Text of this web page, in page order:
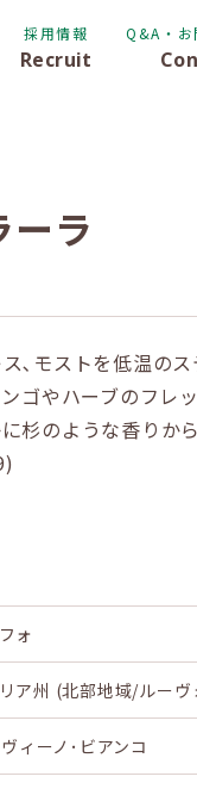
採用情報
Recruit
Q&A・お
ーラ
､モストを低温の
ゴやハーブのフレ
杉のような香りか
ォ
ア州 (北部地域/ルーヴ
ィーノ･ビアンコ